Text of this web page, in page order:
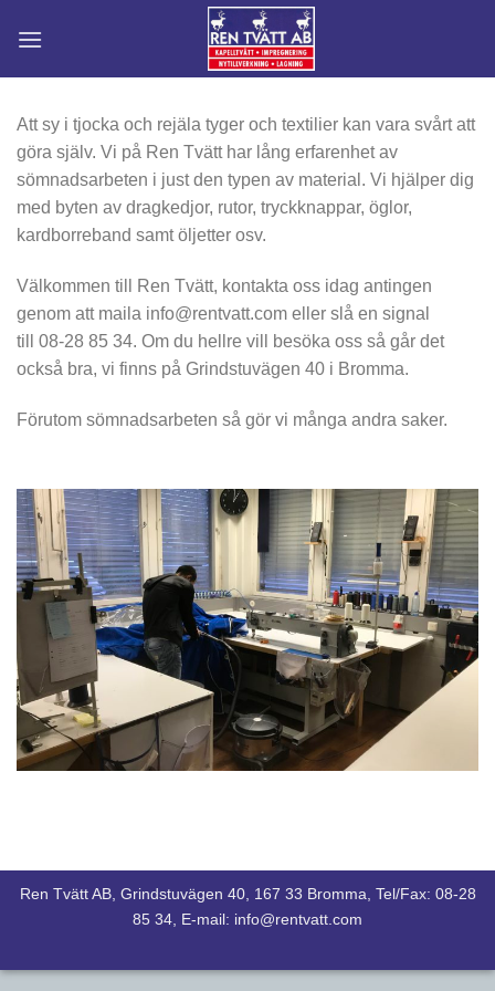
Att sy i tjocka och rejäla tyger och textilier kan vara svårt att
göra själv. Vi på Ren Tvätt har lång erfarenhet av
sömnadsarbeten i just den typen av material. Vi hjälper dig
med byten av dragkedjor, rutor, tryckknappar, öglor,
kardborreband samt öljetter osv.
Välkommen till Ren Tvätt, kontakta oss idag antingen
genom att maila info@rentvatt.com eller slå en signal
till 08-28 85 34. Om du hellre vill besöka oss så går det
också bra, vi finns på Grindstuvägen 40 i Bromma.
Förutom sömnadsarbeten så gör vi många andra saker.
Ren Tvätt AB, Grindstuvägen 40, 167 33 Bromma, Tel/Fax: 08-28
85 34, E-mail: info@rentvatt.com